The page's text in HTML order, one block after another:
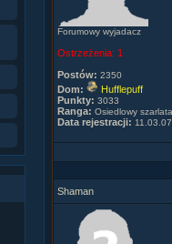
Forumowy wyjadacz
Ostrzeżenia: 1
Postów: 2350
Dom:
Hufflepuff
Punkty: 3033
Ranga: Osiedlowy
Data rejestracji: 11.03.07
Shaman